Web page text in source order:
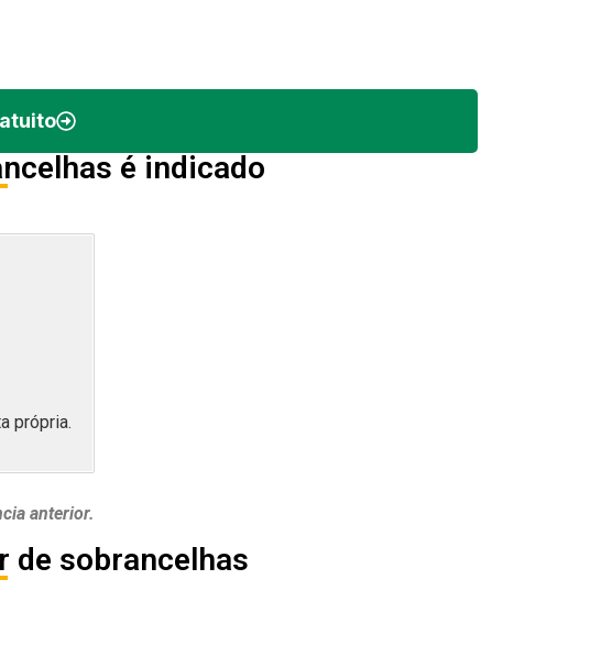
é indicado
própria.
anterior.
de sobrancelhas